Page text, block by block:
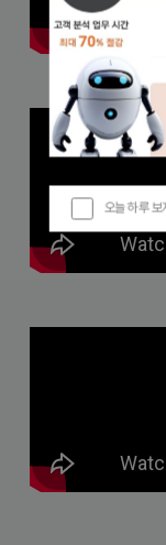
오늘 하루 보